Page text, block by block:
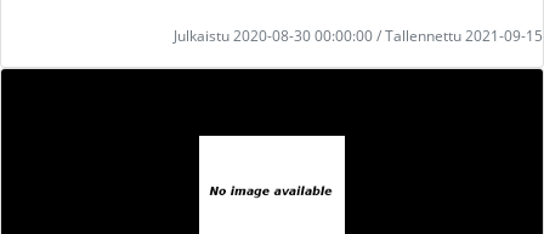
Julkaistu 2020-08-30 00:00:00 / Tallennettu 2021-09-15